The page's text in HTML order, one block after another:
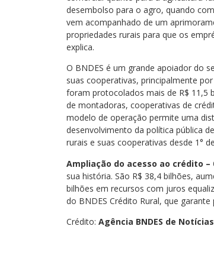
desembolso para o agro, quando
vem acompanhado de um
propriedades rurais para que os
explica.
O BNDES é um grande apoiador do
suas cooperativas, principalmente
foram protocolados mais de R$ 11,5
de montadoras, cooperativas de
modelo de operação permite uma
desenvolvimento da política pública
rurais e suas cooperativas desde 1°
Ampliação do acesso ao crédito –
sua história. São R$ 38,4 bilhões,
bilhões em recursos com juros
do BNDES Crédito Rural, que
Crédito: Agência BNDES de Notícias